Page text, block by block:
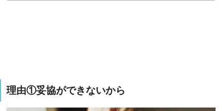
理由①妥協ができないから